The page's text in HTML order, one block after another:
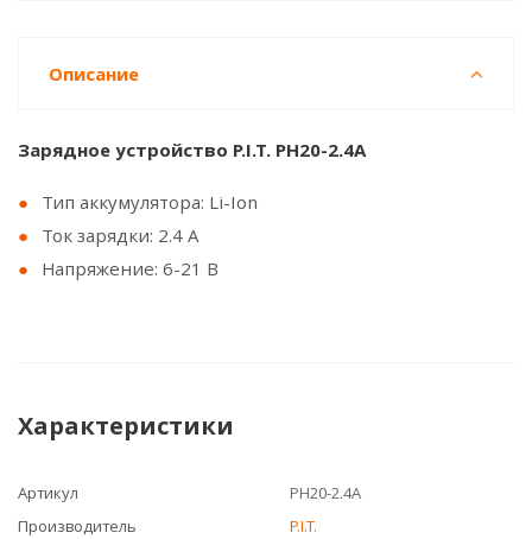
Описание
Зарядное устройство P.I.T. PH20-2.4А
Тип аккумулятора: Li-Ion
Ток зарядки: 2.4 А
Напряжение: 6-21 В
Характеристики
Артикул
PH20-2.4А
Производитель
P.I.T.